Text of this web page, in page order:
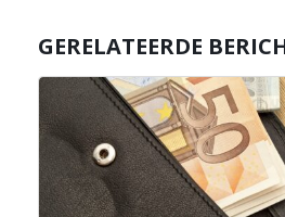
GERELATEERDE